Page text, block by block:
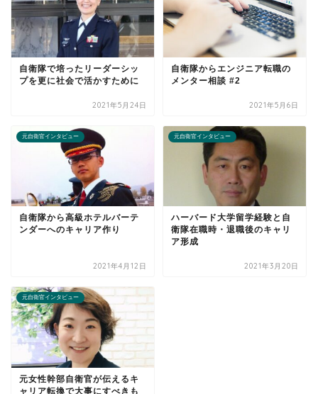
自衛隊で培ったリーダーシッ
プを更に社会で活かすために
2021年5月24日
自衛隊からエンジニア転職の
メンター相談 #2
2021年5月6日
元自衛官インタビュー
自衛隊から高級ホテルバーテ
ンダーへのキャリア作り
2021年4月12日
元自衛官インタビュー
ハーバード大学留学経験と自
衛隊在職時・退職後のキャリ
ア形成
2021年3月20日
元自衛官インタビュー
元女性幹部自衛官が伝えるキ
ャリア転換で大事にすべきも